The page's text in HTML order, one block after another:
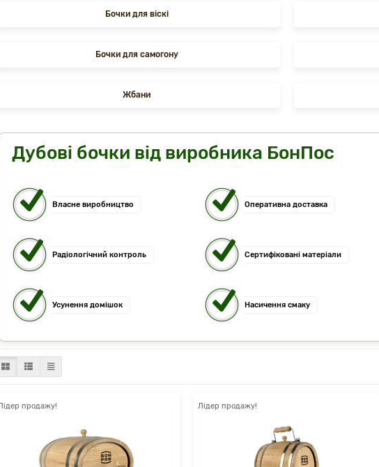
Бочки для віскі
Бочки для самогону
Жбани
Дубові бочки від виробника БонПос
Власне виробництво Оперативна доставка
Радіологічний контроль Сертифіковані матеріали
Усунення домішок Насичення смаку
продажу! Лідер продажу!